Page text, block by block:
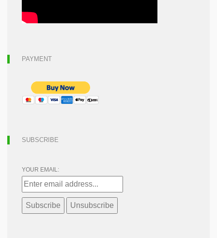
PAYMENT
SUBSCRIBE
YOUR EMAIL: